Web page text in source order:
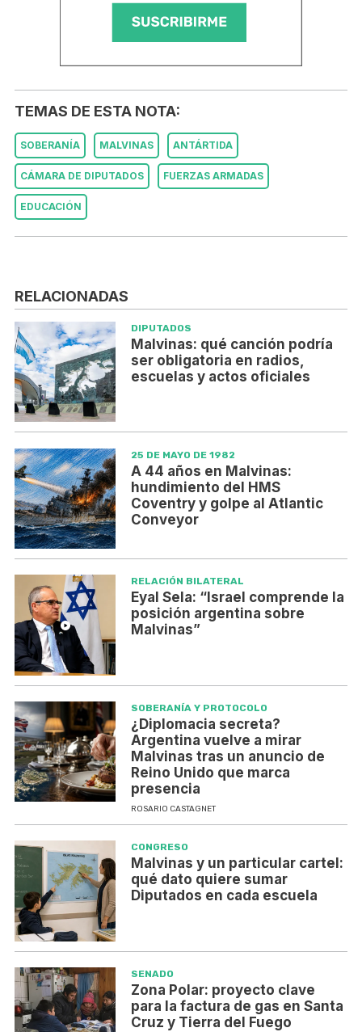
TEMAS DE ESTA NOTA:
SOBERANÍA MALVINAS ANTÁRTIDA
CÁMARA DE DIPUTADOS FUERZAS ARMADAS
EDUCACIÓN
RELACIONADAS
DIPUTADOS
Malvinas: qué canción podría
ser obligatoria en radios,
escuelas y actos oficiales
25 DE MAYO DE 1982
A 44 años en Malvinas:
hundimiento del HMS
Coventry y golpe al Atlantic
Conveyor
RELACIÓN BILATERAL
Eyal Sela: “Israel comprende la
posición argentina sobre
Malvinas”
SOBERANÍA Y PROTOCOLO
¿Diplomacia secreta?
Argentina vuelve a mirar
Malvinas tras un anuncio de
Reino Unido que marca
presencia
ROSARIO CASTAGNET
CONGRESO
Malvinas y un particular cartel:
qué dato quiere sumar
Diputados en cada escuela
SENADO
Zona Polar: proyecto clave
para la factura de gas en Santa
Cruz y Tierra del Fuego